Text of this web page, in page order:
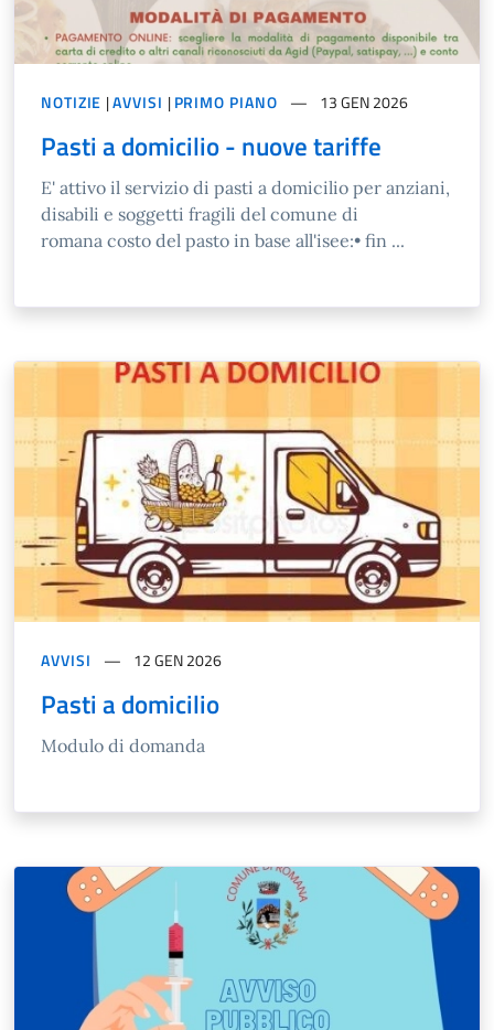
NOTIZIE |AVVISI |PRIMO PIANO 13 GEN 2026
Pasti a domicilio - nuove tariffe
E' attivo il servizio di pasti a domicilio per anziani,
disabili e soggetti fragili del comune di
romana costo del pasto in base all'isee:• fin ...
AVVISI 12 GEN 2026
Pasti a domicilio
Modulo di domanda